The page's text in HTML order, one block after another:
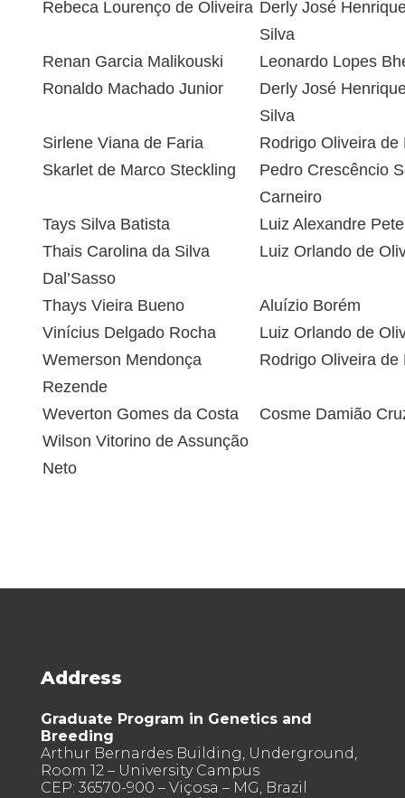
Rebeca Lourenço de Oliveira Derly José
Silva
Renan Garcia Malikouski
Leonardo Lopes
Ronaldo Machado Junior
Derly José
Silva
Sirlene Viana de Faria
Rodrigo Oliveira de
Skarlet de Marco Steckling
Pedro Crescêncio
Carneiro
Tays Silva Batista
Luiz Alexandre
Thais Carolina da Silva
Dal’Sasso
Luiz Orlando de
Thays Vieira Bueno
Aluízio Borém
Vinícius Delgado Rocha
Luiz Orlando de
Wemerson Mendonça
Rezende
Rodrigo Oliveira de
Weverton Gomes da Costa
Cosme Damião
Wilson Vitorino de Assunção
Neto
Address
Graduate Program in Genetics and
Breeding
Arthur Bernardes Building, Underground,
Room 12 – University Campus
CEP: 36570-900 – Viçosa – MG, Brazil